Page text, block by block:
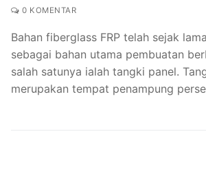
0 KOMENTAR
Bahan fiberglass FRP telah sejak
sebagai bahan utama pembuatan
salah satunya ialah tangki panel.
merupakan tempat penampung